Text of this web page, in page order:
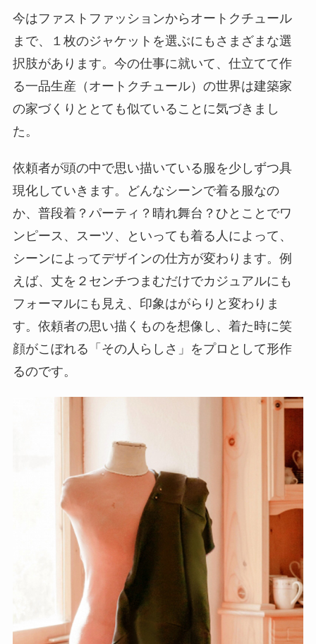
今はファストファッションからオートクチュール
まで、１枚のジャケットを選ぶにもさまざまな選
択肢があります。今の仕事に就いて、仕立てて作
る一品生産（オートクチュール）の世界は建築家
の家づくりととても似ていることに気づきまし
た。
依頼者が頭の中で思い描いている服を少しずつ具
現化していきます。どんなシーンで着る服なの
か、普段着？パーティ？晴れ舞台？ひとことでワ
ンピース、スーツ、といっても着る人によって、
シーンによってデザインの仕方が変わります。例
えば、丈を２センチつまむだけでカジュアルにも
フォーマルにも見え、印象はがらりと変わりま
す。依頼者の思い描くものを想像し、着た時に笑
顔がこぼれる「その人らしさ」をプロとして形作
るのです。